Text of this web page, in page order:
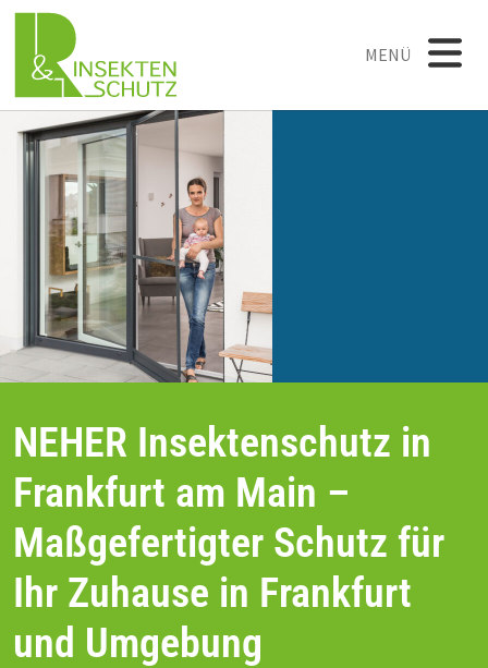
MENÜ
NEHER Insektenschutz in
Frankfurt am Main –
Maßgefertigter Schutz für
Ihr Zuhause in Frankfurt
und Umgebung